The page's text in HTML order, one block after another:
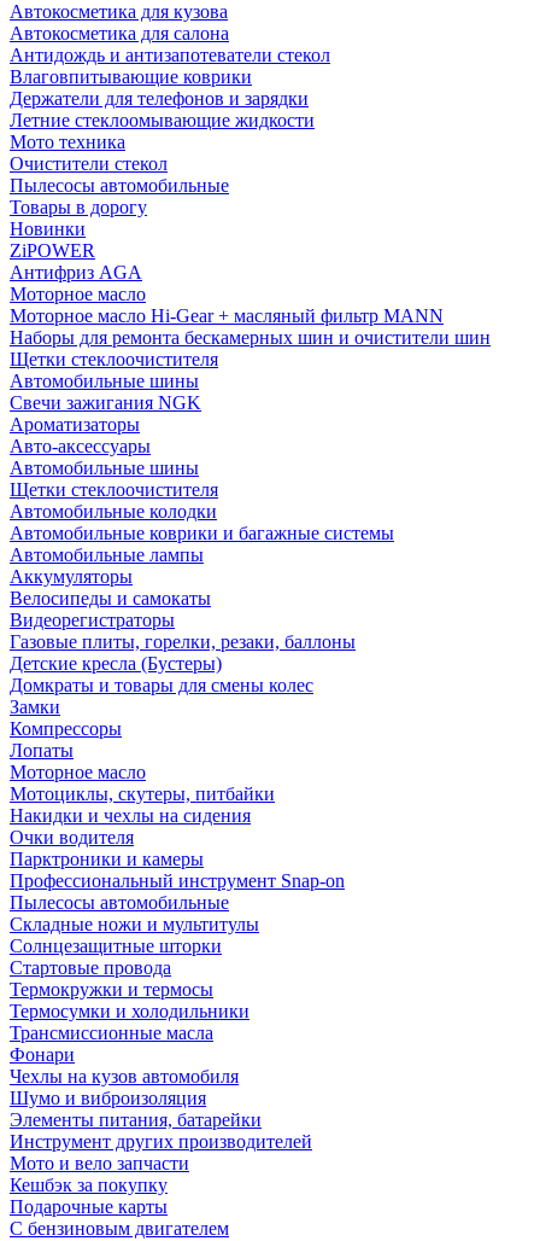
Автокосметика для кузова
Автокосметика для салона
Антидождь и антизапотеватели стекол
Влаговпитывающие коврики
Держатели для телефонов и зарядки
Летние стеклоомывающие жидкости
Мото техника
Очистители стекол
Пылесосы автомобильные
Товары в дорогу
Новинки
ZiPOWER
Антифриз AGA
Моторное масло
Моторное масло Hi-Gear + масляный фильтр MANN
Наборы для ремонта бескамерных шин и очистители шин
Щетки стеклоочистителя
Автомобильные шины
Свечи зажигания NGK
Ароматизаторы
Авто-аксессуары
Автомобильные шины
Щетки стеклоочистителя
Автомобильные колодки
Автомобильные коврики и багажные системы
Автомобильные лампы
Аккумуляторы
Велосипеды и самокаты
Видеорегистраторы
Газовые плиты, горелки, резаки, баллоны
Детские кресла (Бустеры)
Домкраты и товары для смены колес
Замки
Компрессоры
Лопаты
Моторное масло
Мотоциклы, скутеры, питбайки
Накидки и чехлы на сидения
Очки водителя
Парктроники и камеры
Профессиональный инструмент Snap-on
Пылесосы автомобильные
Складные ножи и мультитулы
Солнцезащитные шторки
Стартовые провода
Термокружки и термосы
Термосумки и холодильники
Трансмиссионные масла
Фонари
Чехлы на кузов автомобиля
Шумо и виброизоляция
Элементы питания, батарейки
Инструмент других производителей
Мото и вело запчасти
Кешбэк за покупку
Подарочные карты
С бензиновым двигателем